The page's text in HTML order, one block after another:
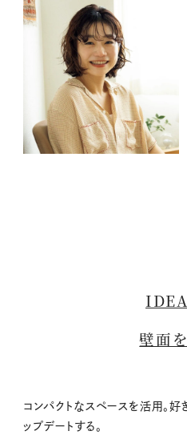
壁面
コンパクトなスペースを活用。
ップデートする。